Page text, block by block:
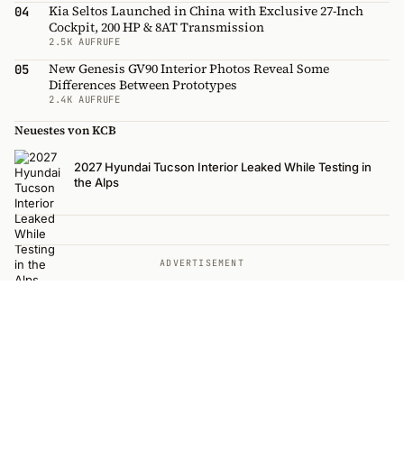
04
Kia Seltos Launched in China with Exclusive 27-Inch
Cockpit, 200 HP & 8AT Transmission
2.5K AUFRUFE
05
New Genesis GV90 Interior Photos Reveal Some
Differences Between Prototypes
2.4K AUFRUFE
Neuestes von KCB
2027 Hyundai Tucson Interior Leaked While Testing in
the Alps
ADVERTISEMENT